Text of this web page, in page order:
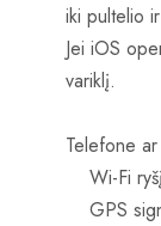
iki pultelio
Jei iOS
variklį.
Telefone
Wi-Fi
GPS